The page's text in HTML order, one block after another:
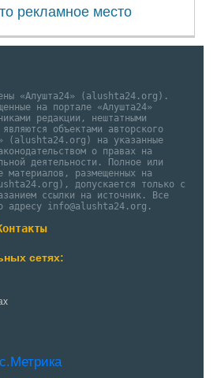
рекламное место
«Алушта24» (alushta24.org).
на портале «Алушта24»
редакции, нештатными
объектами авторского
(alushta24.org) на указанные
о правах на
деятельности. Полное или
материалов, размещенных на
допускается только с
ссылки на источник. Все
адресу info@alushta24.org.
сетях: